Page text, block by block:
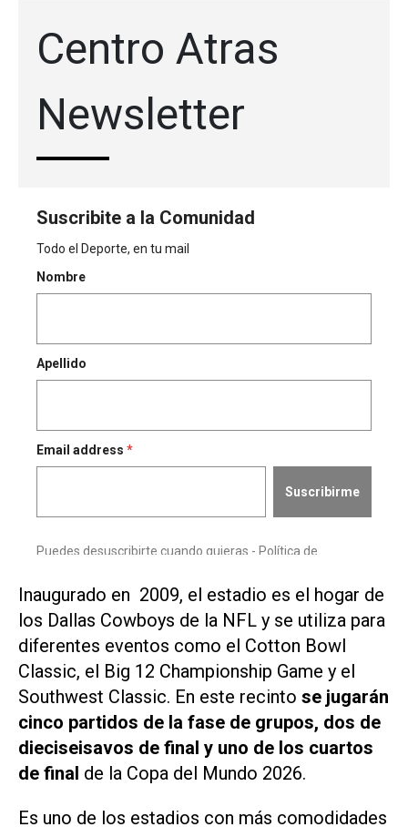
Inaugurado en 2009, el estadio es el hogar de
los Dallas Cowboys de la NFL y se utiliza para
diferentes eventos como el Cotton Bowl
Classic, el Big 12 Championship Game y el
Southwest Classic. En este recinto se jugarán
cinco partidos de la fase de grupos, dos de
dieciseisavos de final y uno de los cuartos
de final de la Copa del Mundo 2026.
Es uno de los estadios con más comodidades